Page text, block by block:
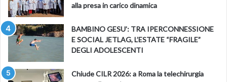
alla presa in carico dinamica
BAMBINO GESU’: TRA IPERCONNESSIONE
E SOCIAL JETLAG, L’ESTATE “FRAGILE”
DEGLI ADOLESCENTI
Chiude CILR 2026: a Roma la telechirurgia